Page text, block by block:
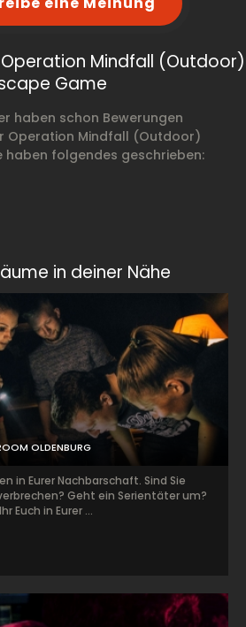
Mindfall (Outdoor)
Game
haben schon Bewerungen
Operation Mindfall (Outdoor)
haben folgendes geschrieben:
in deiner Nähe
OLDENBURG
in Eurer Nachbarschaft. Sind Sie
Geht ein Serientäter um?
Euch in Eurer ...